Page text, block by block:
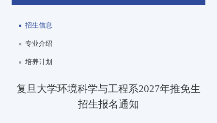
招生信息
专业介绍
培养计划
复旦大学环境科学与工程系2027年推免生
招生报名通知